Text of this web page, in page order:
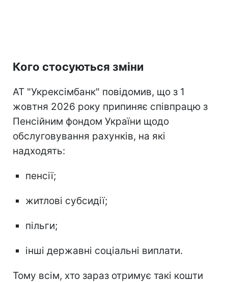
Кого стосуються зміни
АТ "Укрексімбанк" повідомив, що з 1
жовтня 2026 року припиняє співпрацю з
Пенсійним фондом України щодо
обслуговування рахунків, на які
надходять:
пенсії;
житлові субсидії;
пільги;
інші державні соціальні виплати.
Тому всім, хто зараз отримує такі кошти